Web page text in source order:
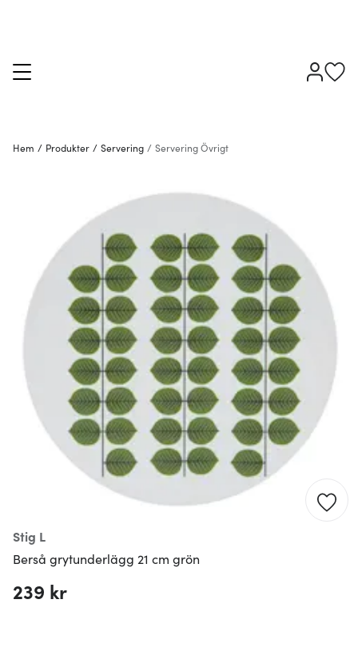
Hem / Produkter / Servering / Servering Övrigt
Stig L
Berså grytunderlägg 21 cm grön
239 kr